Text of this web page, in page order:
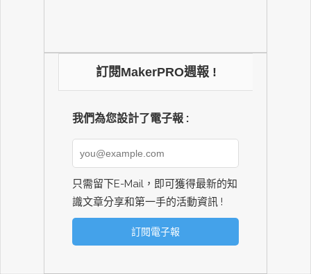
訂閱MakerPRO週報 !
我們為您設計了電子報 :
只需留下E-Mail，即可獲得最新的知
識文章分享和第一手的活動資訊 !